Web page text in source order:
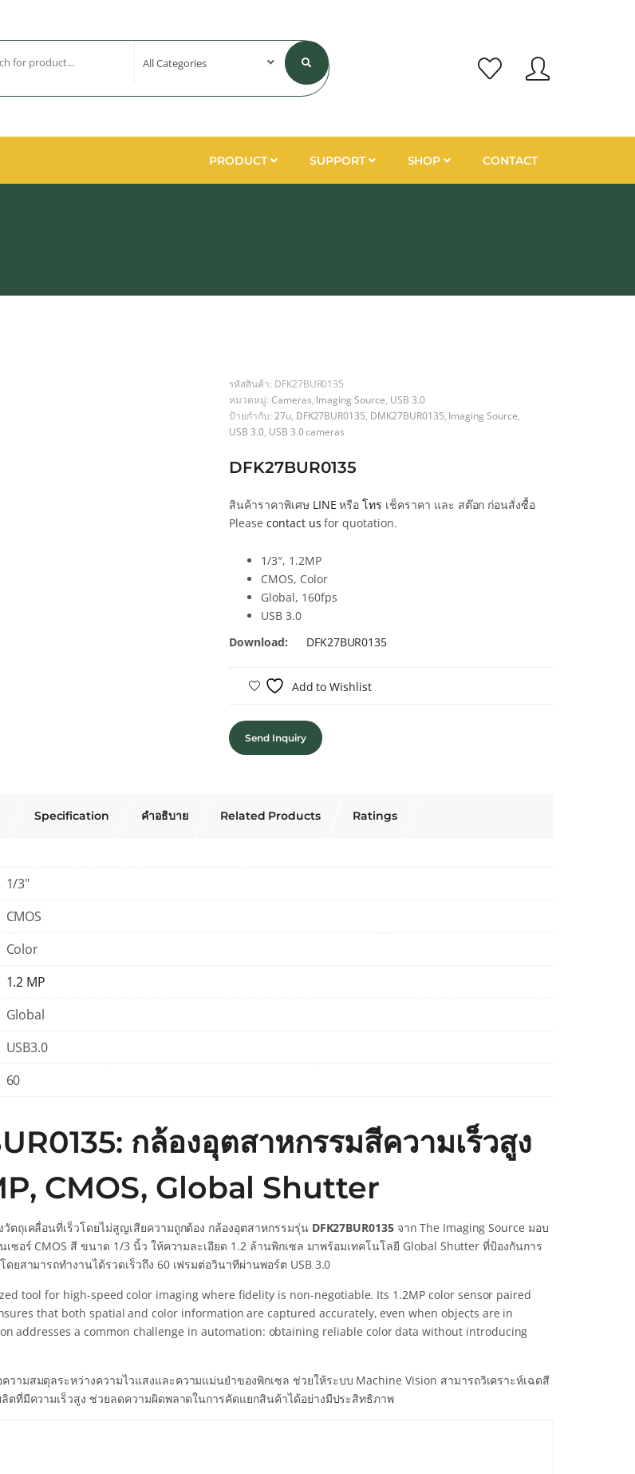
PRODUCT SUPPORT SHOP CONTACT
รหัสสินค้า: DFK27BUR0135
หมวดหมู่: Cameras Imaging Source USB 3.0
ป้ายกำกับ: 27u, DFK27BUR0135 DMK27BUR0135 Imaging Source
USB 3.0, USB 3.0 cameras
DFK27BUR0135
สินค้าราคาพิเศษ LINE หรือโทร เช็คราคา และ สต๊อก ก่อนสั่งซื้อ
Please contact us for quotation.
1/3″, 1.2MP
CMOS, Color
Global, 160fps
USB 3.0
Download:
DFK27BUR0135
Add to Wishlist
Send Inquiry
Specification คำอธิบาย Related Products Ratings
1/3"
CMOS
Color
1.2 MP
Global
USB3.0
60
กล้องอุตสาหกรรมสีความเร็วสูง
CMOS, Global Shutter
ตถุเคลื่อนที่เร็วโดยไม่สูญเสียความถูกต้อง กล้องอุตสาหกรรมรุ่น DFK27BUR0135 จาก The Imaging Source มอบ
ซอร์ CMOS สี ขนาด 1/3 นิ้ว ให้ความละเอียด 1.2 ล้านพิกเซล มาพร้อมเทคโนโลยี Global Shutter ที่ป้องกันการ
ยสามารถทำงานได้รวดเร็วถึง 60 เฟรมต่อวินาทีผ่านพอร์ต USB 3.0
tool for high-speed color imaging where fidelity is non-negotiable. Its 1.2MP color sensor paired
that both spatial and color information are captured accurately, even when objects are in
addresses a common challenge in automation: obtaining reliable color data without introducing
ามสมดุลระหว่างความไวแสงและความแม่นยำของพิกเซล ช่วยให้ระบบ Machine Vision สามารถวิเคราะห์เฉดสี
ตที่มีความเร็วสูง ช่วยลดความผิดพลาดในการคัดแยกสินค้าได้อย่างมีประสิทธิภาพ